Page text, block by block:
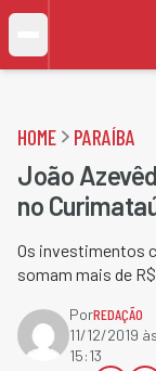
HOME PARAÍBA
João
no
Os investimentos
somam mais de
PorREDAÇÃO
11/12/2019
15:13